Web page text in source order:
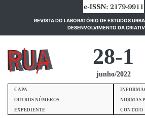
REVISTA DO LABORATÓRIO DE ESTUDOS
DESENVOLVIMENTO DA
28-1
junho/2022
CAPA
OUTROS NÚMEROS
NORMAS
EXPEDIENTE
CONTATO